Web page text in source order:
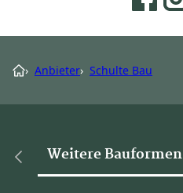
› Anbieter› Schulte Bau
Weitere Bauformen